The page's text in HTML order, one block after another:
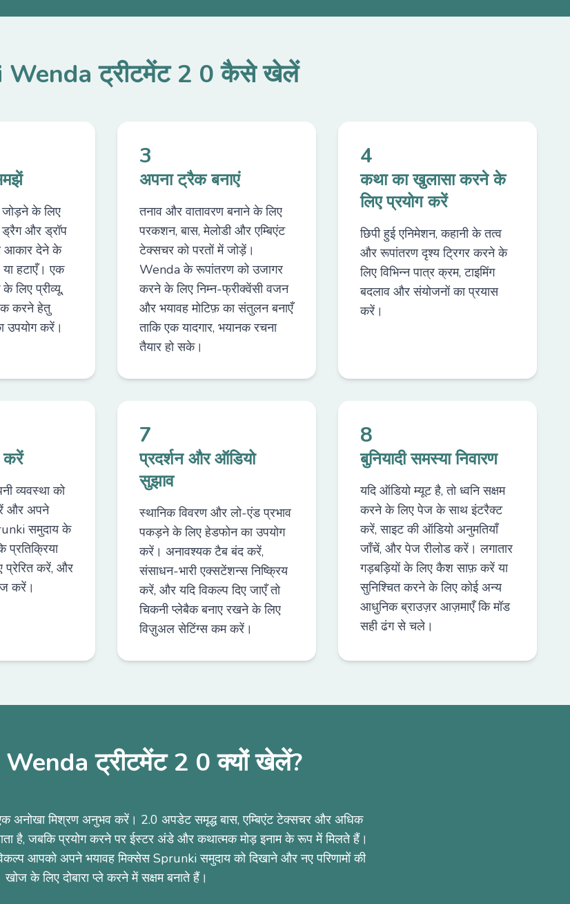
Wenda ट्रीटमेंट 2 0 कैसे खेलें
के लिए
ड्रैग और ड्रॉप
आकार देने के
या हटाएँ। एक
लिए प्रीव्यू,
करने हेतु
उपयोग करें।
3
अपना ट्रैक बनाएं
तनाव और वातावरण बनाने के लिए
परकशन, बास, मेलोडी और एम्बिएंट
टेक्सचर को परतों में जोड़ें।
Wenda के रूपांतरण को उजागर
करने के लिए निम्न-फ्रीक्वेंसी वजन
और भयावह मोटिफ़ का संतुलन बनाएँ
ताकि एक यादगार, भयानक रचना
तैयार हो सके।
4
कथा का खुलासा करने के
लिए प्रयोग करें
छिपी हुई एनिमेशन, कहानी के तत्व
और रूपांतरण दृश्य ट्रिगर करने के
लिए विभिन्न पात्र क्रम, टाइमिंग
बदलाव और संयोजनों का प्रयास
करें।
करें
व्यवस्था को
और अपने
समुदाय के
प्रतिक्रिया
प्रेरित करें, और
करें।
7
प्रदर्शन और ऑडियो
सुझाव
स्थानिक विवरण और लो-एंड प्रभाव
पकड़ने के लिए हेडफोन का उपयोग
करें। अनावश्यक टैब बंद करें,
संसाधन-भारी एक्सटेंशन्स निष्क्रिय
करें, और यदि विकल्प दिए जाएँ तो
चिकनी प्लेबैक बनाए रखने के लिए
विज़ुअल सेटिंग्स कम करें।
8
बुनियादी समस्या निवारण
यदि ऑडियो म्यूट है, तो ध्वनि सक्षम
करने के लिए पेज के साथ इंटरैक्ट
करें, साइट की ऑडियो अनुमतियाँ
जाँचें, और पेज रीलोड करें। लगातार
गड़बड़ियों के लिए कैश साफ़ करें या
सुनिश्चित करने के लिए कोई अन्य
आधुनिक ब्राउज़र आज़माएँ कि मॉड
सही ढंग से चले।
ट्रीटमेंट 2 0 क्यों खेलें?
एक अनोखा मिश्रण अनुभव करें। 2.0 अपडेट समृद्ध बास, एम्बिएंट टेक्सचर और अधिक
है, जबकि प्रयोग करने पर ईस्टर अंडे और कथात्मक मोड़ इनाम के रूप में मिलते हैं।
आपको अपने भयावह मिक्सेस Sprunki समुदाय को दिखाने और नए परिणामों की
खोज के लिए दोबारा प्ले करने में सक्षम बनाते हैं।